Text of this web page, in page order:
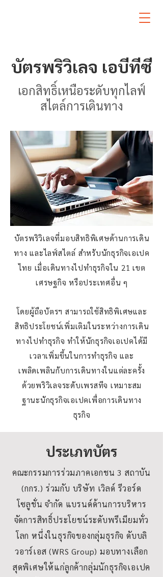
บัตรพริวิเลจ เอบีทีซี
เอกสิทธิ์เหนือระดับทุกไลฟ์
สไตล์การเดินทาง
บัตรพริวิเลจที่มอบสิทธิพิเศษด้านการเดิน
ทาง และไลฟ์สไตล์ สำหรับนักธุรกิจเอเปค
ไทย เมื่อเดินทางไปทำธุรกิจใน 21 เขต
เศรษฐกิจ หรือประเทศอื่น ๆ
โดยผู้ถือบัตรฯ สามารถใช้สิทธิพิเศษและ
สิทธิประโยชน์เพิ่มเติมในระหว่างการเดิน
ทางไปทำธุรกิจ ทำให้นักธุรกิจเอเปคได้มี
เวลาเพิ่มขึ้นในการทำธุรกิจ และ
เพลิดเพลินกับการเดินทางในแต่ละครั้ง
ด้วยพริวิเลจระดับเพรสทีจ เหมาะสม
ฐานะนักธุรกิจเอเปคเพื่อการเดินทาง
ธุรกิจ
ประเภทบัตร
คณะกรรมการร่วมภาคเอกชน 3 สถาบัน
(กกร.) ร่วมกับ บริษัท เวิลด์ รีวอร์ด
โซลูชั่น จำกัด แบรนด์ด้านการบริหาร
จัดการสิทธิ์ประโยชน์ระดับพรีเมียมทั่ว
โลก หนึ่งในธุรกิจของกลุ่มธุรกิจ ดับบลิ
วอาร์เอส (WRS Group) มอบทางเลือก
สุดพิเศษให้แก่ลูกค้ากลุ่มนักธุรกิจเอเปค